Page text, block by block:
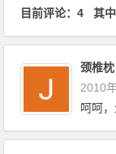
目前评论：4 其
颈椎枕
2010
呵呵